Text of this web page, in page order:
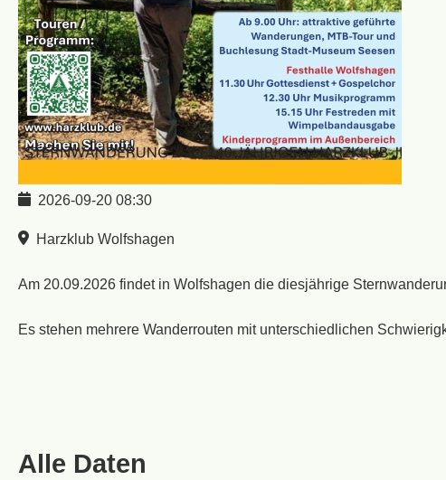
2026-09-20 08:30
Harzklub Wolfshagen
Am 20.09.2026 findet in Wolfshagen die diesjährige
Es stehen mehrere Wanderrouten mit unterschiedlichen
Alle Daten